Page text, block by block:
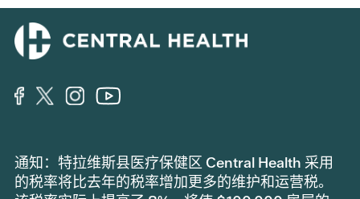
通知：特拉维斯县医疗保健区 Central Health 采用
的税率将比去年的税率增加更多的维护和运营税。